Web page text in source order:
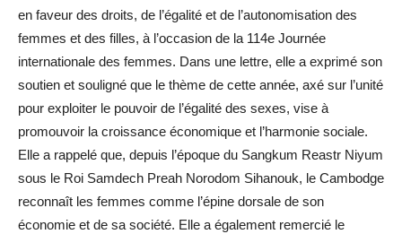
en faveur des droits, de l’égalité et de l’autonomisation des
femmes et des filles, à l’occasion de la 114e Journée
internationale des femmes. Dans une lettre, elle a exprimé son
soutien et souligné que le thème de cette année, axé sur l’unité
pour exploiter le pouvoir de l’égalité des sexes, vise à
promouvoir la croissance économique et l’harmonie sociale.
Elle a rappelé que, depuis l’époque du Sangkum Reastr Niyum
sous le Roi Samdech Preah Norodom Sihanouk, le Cambodge
reconnaît les femmes comme l’épine dorsale de son
économie et de sa société. Elle a également remercié le